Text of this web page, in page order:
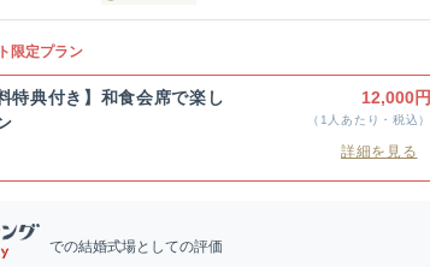
限定プラン
特典付き】和食会席で楽し
12,000円
（1人あたり・税込）
詳細を見る
での結婚式場としての評価